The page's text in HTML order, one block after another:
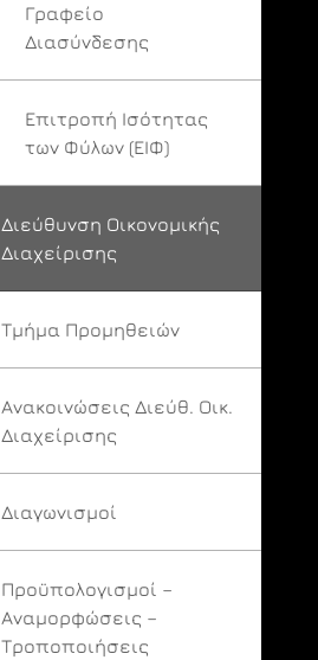
Γραφείο
Διασύνδεσης
Επιτροπή Ισότητας
των Φύλων (ΕΙΦ)
Διεύθυνση Οικονομικής
Διαχείρισης
Τμήμα Προμηθειών
Ανακοινώσεις Διεύθ. Οικ.
Διαχείρισης
Διαγωνισμοί
Προϋπολογισμοί –
Αναμορφώσεις –
Τροποποιήσεις